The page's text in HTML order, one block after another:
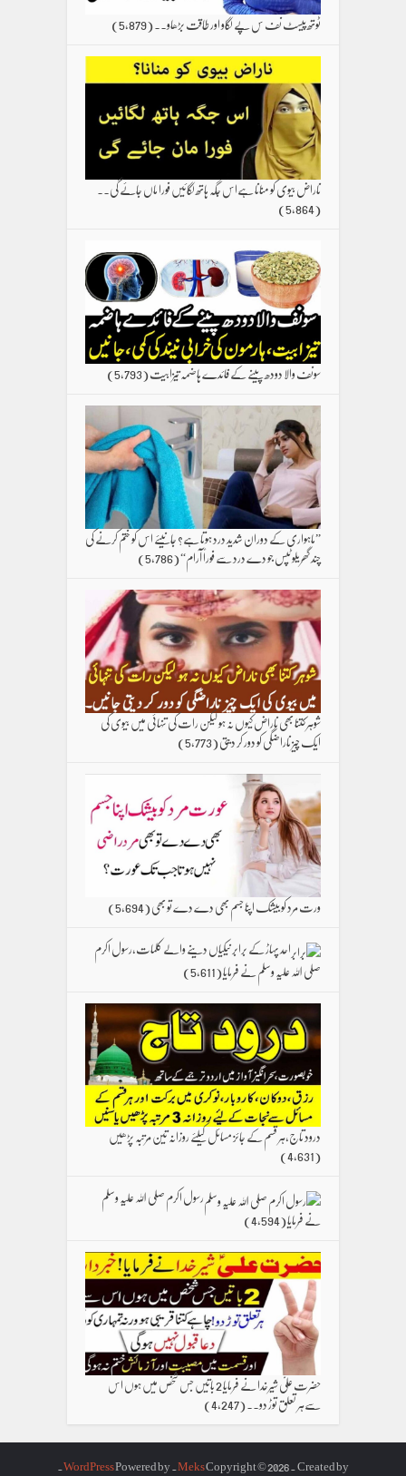
ٹوتھ پیسٹ نف س پے لگاو اور طاقت بڑھاو۔۔(5,879)
ناراض بیوی کو منانا ہےاس جگہ ہاتھ لگائیں فورا ماں جائے گی۔۔
(5,864)
سونف والا دودھ پینے کے فائدے ہاضمہ تیزابیت(5,793)
”ماہواری کے دوران شدید درد ہوتا ہے؟ جانیئے اس کو ختم کرنے کی
چند گھریلو ٹپس جو دے درد سے فوراً آرام“(5,786)
شوہر کتنا بھی ناراض کیوں نہ ہو لیکن رات کی تنہائی میں بیوی کی
ایک چیز ناراضگی کو دور کر دیتی(5,773)
ورت مرد کو بیشک اپنا جسم بھی دے دے تو بھی(5,694)
احد پہاڑ کے برابر نیکیاں دینے والے کلمات،رسول اکرم
صلی اللہ علیہ وسلم نے فرمایا(5,611)
درود تاج،ہر قسم کے جائز مسائل کیلئے روزانہ تین مرتبہ پڑھیں
(4,631)
رسول اکرم صلی اللہ علیہ وسلم
نے فرمایا(4,594)
حضرت علیؑ شیرخدا نے فرمایا 2 باتیں جس شخص میں ہوں اس
سےہر تعلق توڑ دو۔۔(4,247)
Copyright © 2026. Created by
Meks
. Powered by
WordPress
.